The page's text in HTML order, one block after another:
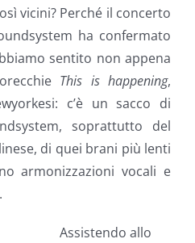
vicini? Perché il concerto
ha confermato
sentito non appena
This is happening,
c’è un sacco di
soprattutto del
di quei brani più lenti
armonizzazioni vocali e
Assistendo allo